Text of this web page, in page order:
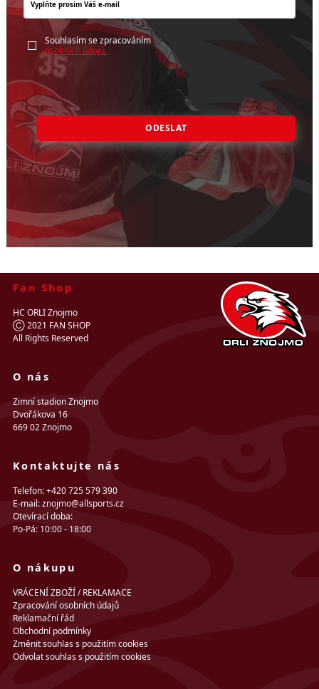
Souhlasím se zpracováním
osobních údajů.
ODESLAT
Fan Shop
HC ORLI Znojmo
Ⓒ 2021 FAN SHOP
All Rights Reserved
O nás
Zimní stadion Znojmo
Dvořákova 16
669 02 Znojmo
Kontaktujte nás
Telefon: +420 725 579 390
E-mail: znojmo@allsports.cz
Otevírací doba:
Po-Pá: 10:00 - 18:00
O nákupu
VRÁCENÍ ZBOŽÍ / REKLAMACE
Zpracování osobních údajů
Reklamační řád
Obchodní podmínky
Změnit souhlas s použitím cookies
Odvolat souhlas s použitím cookies